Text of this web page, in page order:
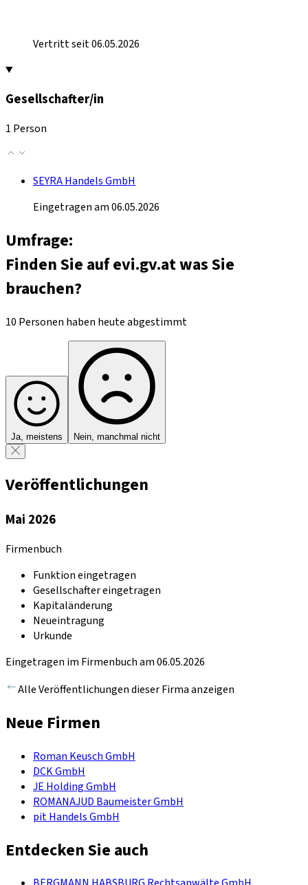
Vertritt seit 06.05.2026
Gesellschafter/in
1 Person
SEYRA Handels GmbH
Eingetragen am 06.05.2026
Umfrage:
Finden Sie auf evi.gv.at was Sie
brauchen?
10 Personen haben heute abgestimmt
Ja, meistens Nein, manchmal nicht
Veröffentlichungen
Mai 2026
Firmenbuch
Funktion eingetragen
Gesellschafter eingetragen
Kapitaländerung
Neueintragung
Urkunde
Eingetragen im Firmenbuch am 06.05.2026
Alle Veröffentlichungen dieser Firma anzeigen
Neue Firmen
Roman Keusch GmbH
DCK GmbH
JE Holding GmbH
ROMANAJUD Baumeister GmbH
pit Handels GmbH
Entdecken Sie auch